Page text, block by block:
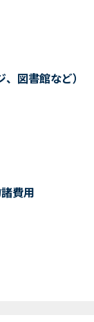
図書館など）
費用